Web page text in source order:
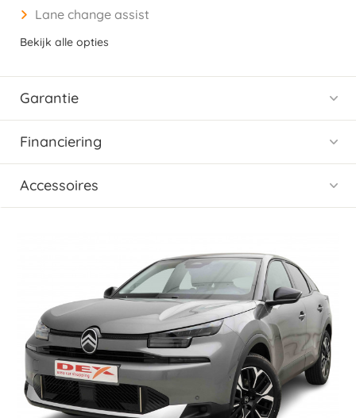
Lane change assist
Bekijk alle opties
Garantie
Financiering
Accessoires